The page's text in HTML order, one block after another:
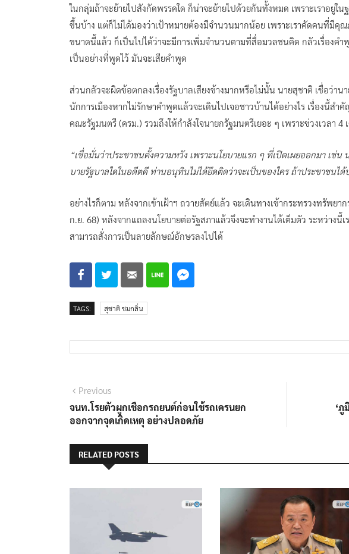
ในกลุ่มถ้าจะย้ายไปสังกัดพรรคใด ก็น่าจะย้ายไปด้วยกันทั้งหมด เพราะเราอยู่
ขึ้นบ้าง แต่ก็ไม่ได้มองว่าเป้าหมายต้องมีจำนวนมากน้อย เพราะเราคัดคนที่มี
ขนาดนี้แล้ว ก็เป็นไปได้ว่าจะมีการเพิ่มจำนวนตามที่สื่อมวลชนคิด กลัวเรื่องคำ
เป็นอย่างที่พูดไว้ มันจะเสียคำพูด
ส่วนกลัวจะผิดข้อตกลงเรื่องรัฐบาลเสียงข้างมากหรือไม่นั้น นายสุชาติ เชื่อว่า
นักการเมืองหากไม่รักษาคำพูดแล้วจะเดินไปเจอชาวบ้านได้อย่างไร เรื่องนี้ส
คณะรัฐมนตรี (ครม.) รวมถึงให้กำลังใจนายกรัฐมนตรีเยอะ ๆ เพราะช่วงเวลา
“เชื่อมั่นว่าประชาชนตั้งความหวัง เพราะนโยบายแรก ๆ ที่เปิดเผยออกมา เช่น
บายรัฐบาลใดในอดีตดี ท่านอนุทินไม่ได้ยึดติดว่าจะเป็นของใคร ถ้าประชาชนได้
อย่างไรก็ตาม หลังจากเข้าเฝ้าฯ ถวายสัตย์แล้ว จะเดินทางเข้ากระทรวงทรัพย
ก.ย. 68) หลังจากแถลงนโยบายต่อรัฐสภาแล้วจึงจะทำงานได้เต็มตัว ระหว่างนี้
สามารถสั่งการเป็นลายลักษณ์อักษรลงไปได้
TAGS: สุชาติ ชมกลิ่น
แนะแนว
เรื่อง
PreviousPrevious
post:
จนท.โรยตัวผูกเชือกรถยนต์ก่อนใช้รถเครนยก
ออกจากจุดเกิดเหตุ อย่างปลอดภัย
‘ภู
RELATED POSTS